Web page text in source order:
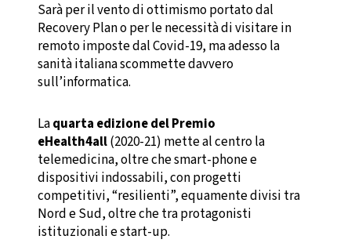
Sarà per il vento di ottimismo portato dal
Recovery Plan o per le necessità di visitare in
remoto imposte dal Covid-19, ma adesso la
sanità italiana scommette davvero
sull’informatica.
Laquarta edizione del Premio
eHealth4all(2020-21) mette al centro la
telemedicina, oltre che smart-phone e
dispositivi indossabili, con progetti
competitivi, “resilienti”, equamente divisi tra
Nord e Sud, oltre che tra protagonisti
istituzionali e start-up.